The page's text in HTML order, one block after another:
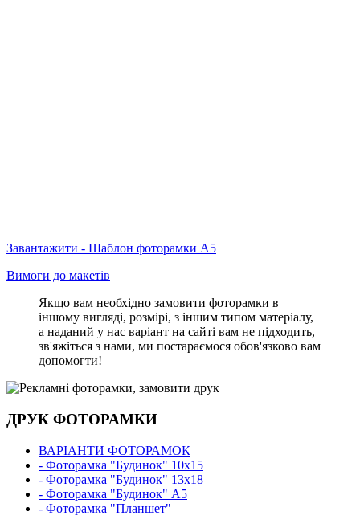
Завантажити - Шаблон фоторамки А5
Вимоги до макетів
Якщо вам необхідно замовити фоторамки в
іншому вигляді, розмірі, з іншим типом матеріалу,
а наданий у нас варіант на сайті вам не підходить,
зв'яжіться з нами, ми постараємося обов'язково вам
допомогти!
ДРУК ФОТОРАМКИ
ВАРІАНТИ ФОТОРАМОК
- Фоторамка "Будинок" 10х15
- Фоторамка "Будинок" 13х18
- Фоторамка "Будинок" А5
- Фоторамка "Планшет"